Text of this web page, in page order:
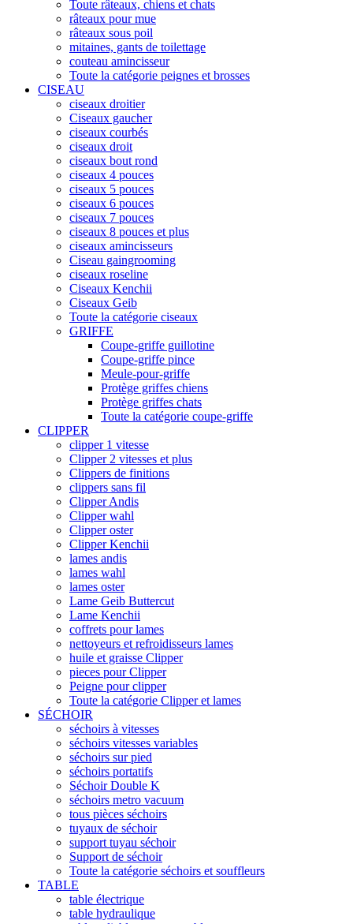
Toute râteaux, chiens et chats
râteaux pour mue
râteaux sous poil
mitaines, gants de toilettage
couteau amincisseur
Toute la catégorie peignes et brosses
CISEAU
ciseaux droitier
Ciseaux gaucher
ciseaux courbés
ciseaux droit
ciseaux bout rond
ciseaux 4 pouces
ciseaux 5 pouces
ciseaux 6 pouces
ciseaux 7 pouces
ciseaux 8 pouces et plus
ciseaux amincisseurs
Ciseau gaingrooming
ciseaux roseline
Ciseaux Kenchii
Ciseaux Geib
Toute la catégorie ciseaux
GRIFFE
Coupe-griffe guillotine
Coupe-griffe pince
Meule-pour-griffe
Protège griffes chiens
Protège griffes chats
Toute la catégorie coupe-griffe
CLIPPER
clipper 1 vitesse
Clipper 2 vitesses et plus
Clippers de finitions
clippers sans fil
Clipper Andis
Clipper wahl
Clipper oster
Clipper Kenchii
lames andis
lames wahl
lames oster
Lame Geib Buttercut
Lame Kenchii
coffrets pour lames
nettoyeurs et refroidisseurs lames
huile et graisse Clipper
pieces pour Clipper
Peigne pour clipper
Toute la catégorie Clipper et lames
SÉCHOIR
séchoirs à vitesses
séchoirs vitesses variables
séchoirs sur pied
séchoirs portatifs
Séchoir Double K
séchoirs metro vacuum
tous pièces séchoirs
tuyaux de séchoir
support tuyau séchoir
Support de séchoir
Toute la catégorie séchoirs et souffleurs
TABLE
table électrique
table hydraulique